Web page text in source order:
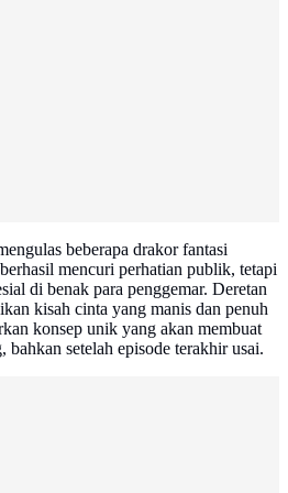
beberapa drakor fantasi
mencuri perhatian publik, tetapi
di benak para penggemar. Deretan
kisah cinta yang manis dan penuh
konsep unik yang akan membuat
bahkan setelah episode terakhir usai.